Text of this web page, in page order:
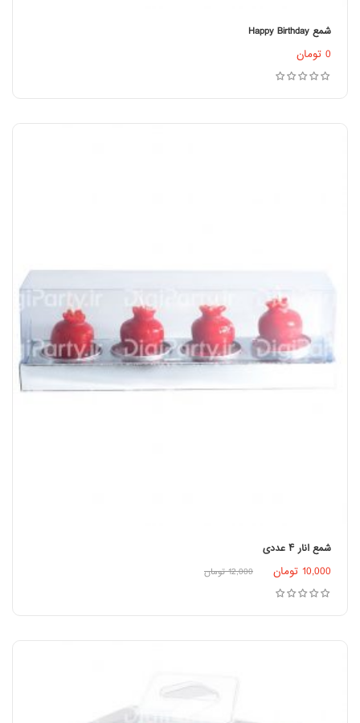
شمع Happy Birthday
0 تومان
اطلاعات بیشتر
شمع انار ۴ عددی
10,000 تومان 12,000 تومان